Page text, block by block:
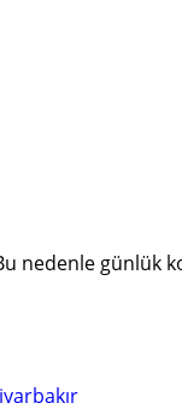
günlük